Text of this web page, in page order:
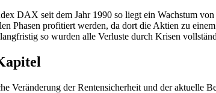
DAX seit dem Jahr 1990 so liegt ein Wachstum
Phasen profitiert werden, da dort die Aktien zu
so wurden alle Verluste durch Krisen
Veränderung der Rentensicherheit und der aktuelle